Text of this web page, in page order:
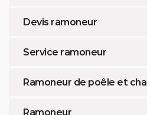
Devis ramoneur
Service ramoneur
Ramoneur de poêle et
Ramoneur